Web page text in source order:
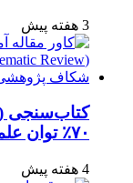
3 هفته پیش
۷۰٪ توان علمی شما را تلف می‌کند
4 هفته پیش